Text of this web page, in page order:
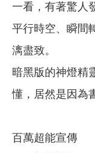
一看，有著驚人
平行時空、瞬間
漓盡致。
暗黑版的神燈精
懂，居然是因
百萬超能宣傳